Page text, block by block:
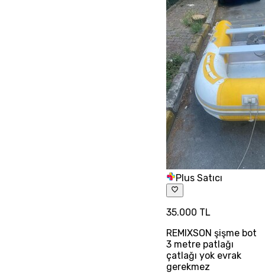
Plus Satıcı
35.000 TL
REMIXSON şişme bot
3 metre patlağı
çatlağı yok evrak
gerekmez